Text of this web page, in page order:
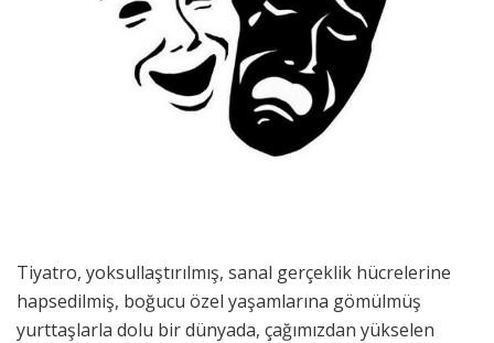
Tiyatro, yoksullaştırılmış, sanal gerçeklik hücrelerine
hapsedilmiş, boğucu özel yaşamlarına gömülmüş
yurttaşlarla dolu bir dünyada, çağımızdan yükselen